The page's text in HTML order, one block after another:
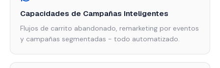
Capacidades de Campañas Inteligentes
Flujos de carrito abandonado, remarketing por eventos
y campañas segmentadas - todo automatizado.